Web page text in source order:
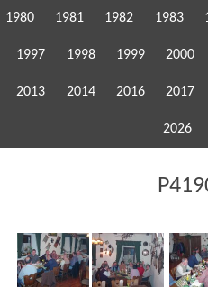
1980 1981 1982 1983
1997 1998 1999 2000
2013 2014 2016 2017
2026